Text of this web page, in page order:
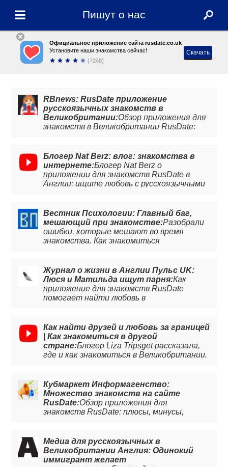
Пишут о нас
Официальное приложение сайта rusdate.co.uk
Установите наши знакомства сейчас!
(7248)
Скачать
RBnews: RusDate приложение
русскоязычных знакомств в
Великобритании:Обзор приложения для
знакомств в Великобритании RusDate:
Блогер Nat Berz: влог: знакомства в
интернете:Блогер Nat Berz о
приложении для знакомств RusDate в
Англии: ищите любовь с русскоязычными
Вестник Психологии: Главный баг,
мешающий при знакомстве:Разобрали
ошибки, которые мешают во время
знакомства. Как знакомиться
ошибок.
Журнал о жизни в Англии Пульс UK:
Люся и Матильда ищут парня:Как
приложение для знакомств RusDate
помогает найти любовь в
статье на сайте.
Как найти друзей и любовь за границей
| Как знакомиться в другой
стране:Блогер Liza Tripsget рассказала,
где и как знакомиться в Великобритании.
Кубмаркет Информагенство:
Множество знакомств на сайте
RusDate:Обзор приложения для
знакомств RusDate: плюсы, минусы,
Медиа для русскоязычных в
Великобритании Англия: Одинокий
иммигрант желает